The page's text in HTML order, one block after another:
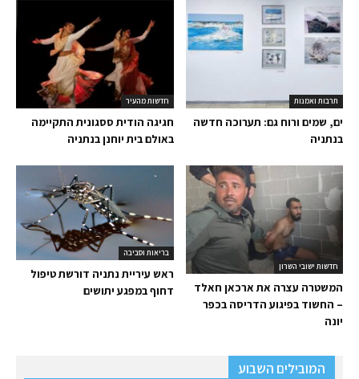
חדשות מהעיר
חגיגה הודית ססגונית התקיימה
באולם בית יוחנן בנתניה
תרבות ואמנות
ים, שמים ורוח גם: תערוכה חדשה
בנתניה
בריאות וסביבה
ראש עיריית נתניה דורשת טיפול
דחוף במפגע יתושים
חדשות ישובי השרון
המשטרה עצרה את ארכאן חאלד
– החשוד בפיגוע הדריסה בכפר
יונה
המובילים השבוע